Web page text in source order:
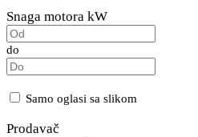
Snaga motora kW
do
Samo oglasi sa slikom
Prodavač